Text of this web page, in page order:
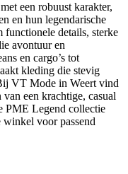
een robuust karakter,
en hun legendarische
functionele details, sterke
avontuur en
en cargo’s tot
kleding die stevig
VT Mode in Weert vind
een krachtige, casual
PME Legend collectie
voor passend